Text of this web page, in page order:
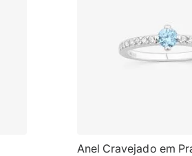
Anel Cravejado em